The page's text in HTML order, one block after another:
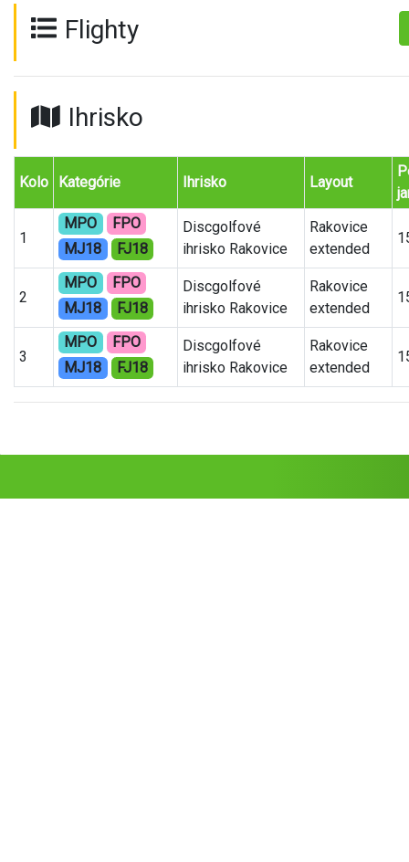
Flighty
Ihrisko
Kolo Kategórie Ihrisko Layout
1
MPO
FPO
MJ18
FJ18
Discgolfové
ihrisko Rakovice
Rakovice
extended
2
MPO
FPO
MJ18
FJ18
Discgolfové
ihrisko Rakovice
Rakovice
extended
3
MPO
FPO
MJ18
FJ18
Discgolfové
ihrisko Rakovice
Rakovice
extended